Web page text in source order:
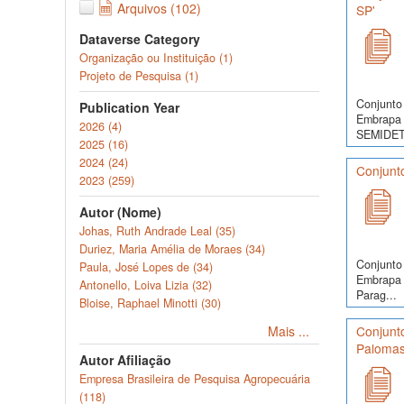
Arquivos (102)
Dataverse Category
Organização ou Instituição (1)
Projeto de Pesquisa (1)
Publication Year
2026 (4)
2025 (16)
2024 (24)
2023 (259)
Autor (Nome)
Johas, Ruth Andrade Leal (35)
Duriez, Maria Amélia de Moraes (34)
Paula, José Lopes de (34)
Antonello, Loiva Lizia (32)
Bloise, Raphael Minotti (30)
Mais ...
Autor Afiliação
Empresa Brasileira de Pesquisa Agropecuária
(118)
SP'
Parag...